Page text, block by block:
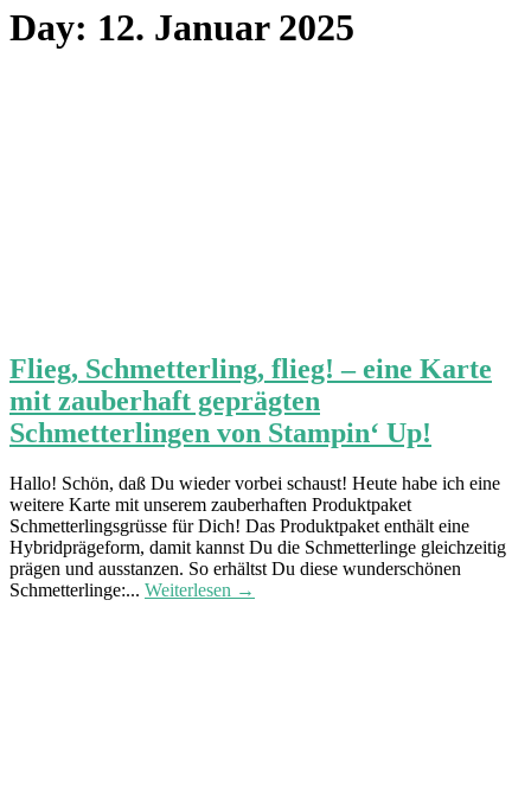
Day: 12. Januar 2025
Flieg, Schmetterling, flieg! – eine Karte
mit zauberhaft geprägten
Schmetterlingen von Stampin‘ Up!
Hallo! Schön, daß Du wieder vorbei schaust! Heute habe ich eine
weitere Karte mit unserem zauberhaften Produktpaket
Schmetterlingsgrüsse für Dich! Das Produktpaket enthält eine
Hybridprägeform, damit kannst Du die Schmetterlinge gleichzeitig
prägen und ausstanzen. So erhältst Du diese wunderschönen
Schmetterlinge:... Weiterlesen →